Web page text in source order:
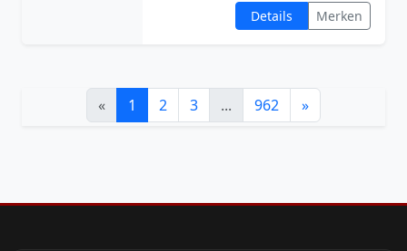
Details Merken
« 1 2 3 ... 962 »